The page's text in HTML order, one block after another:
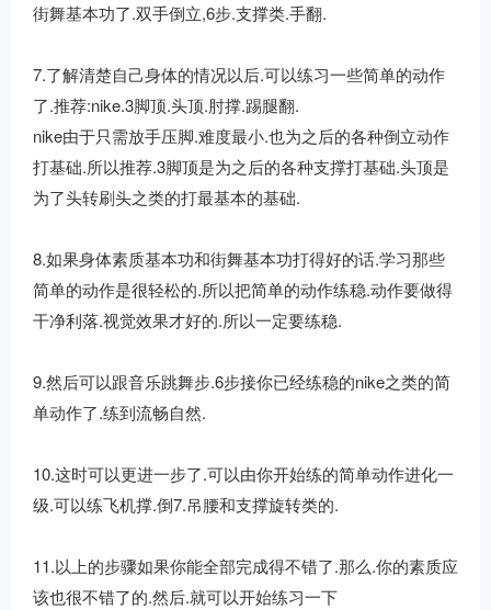
街舞基本功了.双手倒立,6步.支撑类.手翻.
7.了解清楚自己身体的情况以后.可以练习一些简单的动作
了.推荐:nike.3脚顶.头顶.肘撑.踢腿翻.
nike由于只需放手压脚.难度最小.也为之后的各种倒立动作
打基础.所以推荐.3脚顶是为之后的各种支撑打基础.头顶是
为了头转刷头之类的打最基本的基础.
8.如果身体素质基本功和街舞基本功打得好的话.学习那些
简单的动作是很轻松的.所以把简单的动作练稳.动作要做得
干净利落.视觉效果才好的.所以一定要练稳.
9.然后可以跟音乐跳舞步.6步接你已经练稳的nike之类的简
单动作了.练到流畅自然.
10.这时可以更进一步了.可以由你开始练的简单动作进化一
级.可以练飞机撑.倒7.吊腰和支撑旋转类的.
11.以上的步骤如果你能全部完成得不错了.那么.你的素质应
该也很不错了的.然后.就可以开始练习一下